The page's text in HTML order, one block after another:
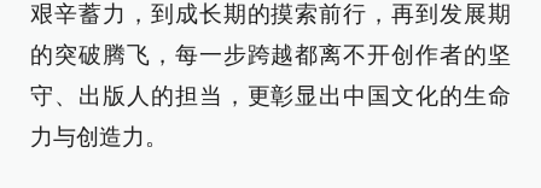
艰辛蓄力，到成长期的摸索前行，再到发展期
的突破腾飞，每一步跨越都离不开创作者的坚
守、出版人的担当，更彰显出中国文化的生命
力与创造力。